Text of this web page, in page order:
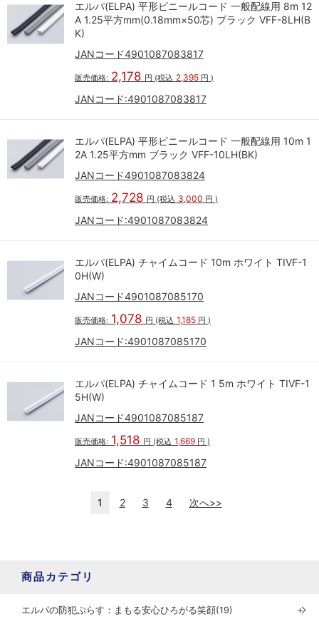
エルパ(ELPA) 平形ビニールコード 一般配線用 8m 12
A 1.25平方mm(0.18mm×50芯) ブラック VFF-8LH(B
K)
JANコード4901087083817
販売価格: 2,178 円 (税込 2,395 円 )
JANコード:4901087083817
エルパ(ELPA) 平形ビニールコード 一般配線用 10m 1
2A 1.25平方mm ブラック VFF-10LH(BK)
JANコード4901087083824
販売価格: 2,728 円 (税込 3,000 円 )
JANコード:4901087083824
エルパ(ELPA) チャイムコード 10m ホワイト TIVF-1
0H(W)
JANコード4901087085170
販売価格: 1,078 円 (税込 1,185 円 )
JANコード:4901087085170
エルパ(ELPA) チャイムコード 1 5m ホワイト TIVF-1
5H(W)
JANコード4901087085187
販売価格: 1,518 円 (税込 1,669 円 )
JANコード:4901087085187
1 2 3 4 次へ>>
商品カテゴリ
エルパの防犯ぷらす：まもる安心ひろがる笑顔(19) ＋